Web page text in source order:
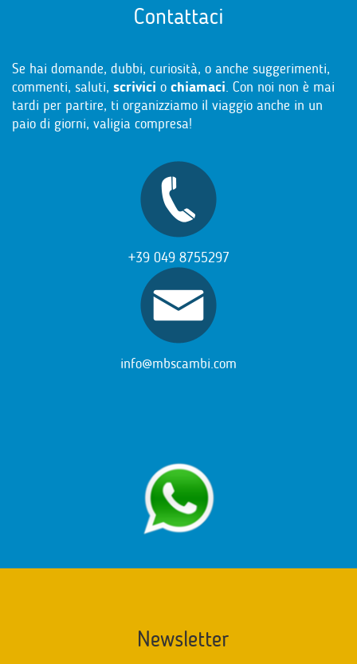
Contattaci
Se hai domande, dubbi, curiosità, o anche suggerimenti,
commenti, saluti, scrivici o chiamaci. Con noi non è mai
tardi per partire, ti organizziamo il viaggio anche in un
paio di giorni, valigia compresa!
+39 049 8755297
info@mbscambi.com
Newsletter